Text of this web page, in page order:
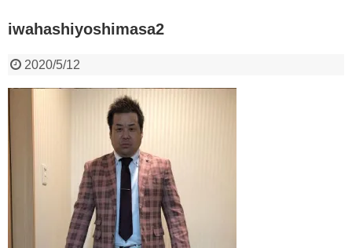
iwahashiyoshimasa2
2020/5/12